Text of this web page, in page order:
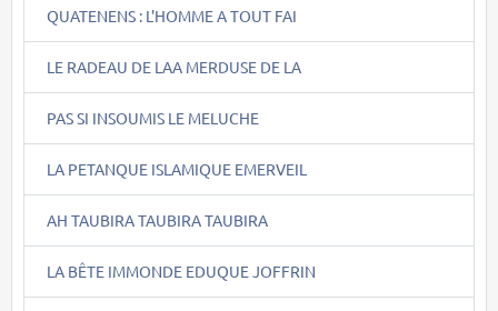
QUATENENS : L'HOMME A TOUT FAI
LE RADEAU DE LAA MERDUSE DE LA
PAS SI INSOUMIS LE MELUCHE
LA PETANQUE ISLAMIQUE EMERVEIL
AH TAUBIRA TAUBIRA TAUBIRA
LA BÊTE IMMONDE EDUQUE JOFFRIN